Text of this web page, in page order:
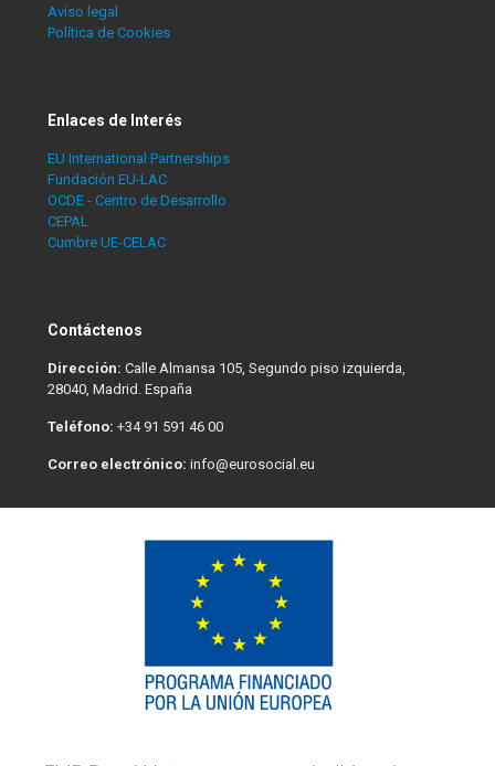
Aviso legal
Política de Cookies
Enlaces de Interés
EU International Partnerships
Fundación EU-LAC
OCDE - Centro de Desarrollo
CEPAL
Cumbre UE-CELAC
Contáctenos
Dirección: Calle Almansa 105, Segundo piso izquierda,
28040, Madrid. España
Teléfono: +34 91 591 46 00
Correo electrónico: info@eurosocial.eu